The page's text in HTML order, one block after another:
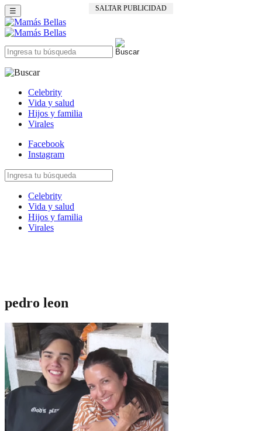
SALTAR PUBLICIDAD
☰
Celebrity
Vida y salud
Hijos y familia
Virales
Facebook
Instagram
Celebrity
Vida y salud
Hijos y familia
Virales
pedro leon